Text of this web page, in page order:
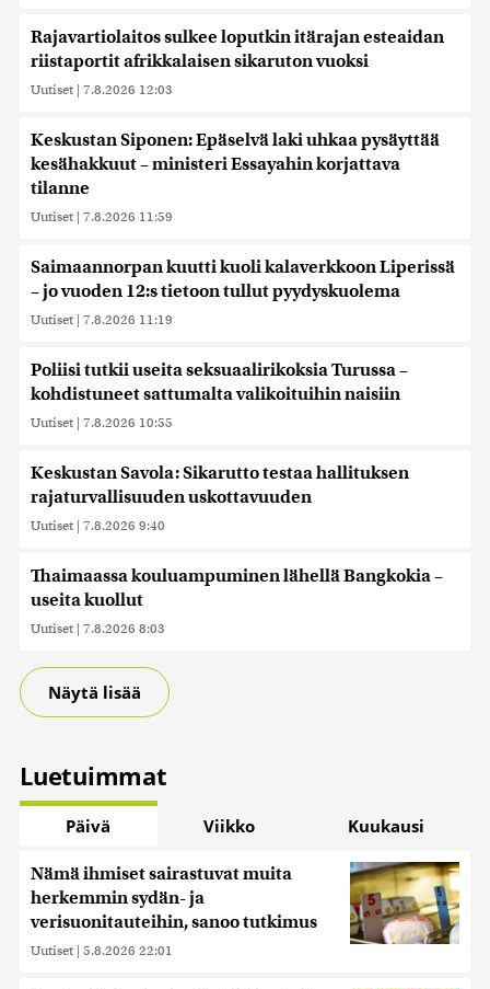
Rajavartiolaitos sulkee loputkin itärajan esteaidan
riistaportit afrikkalaisen sikaruton vuoksi
Uutiset | 7.8.2026 12:03
Keskustan Siponen: Epäselvä laki uhkaa pysäyttää
kesähakkuut – ministeri Essayahin korjattava
tilanne
Uutiset | 7.8.2026 11:59
Saimaannorpan kuutti kuoli kalaverkkoon Liperissä
– jo vuoden 12:s tietoon tullut pyydyskuolema
Uutiset | 7.8.2026 11:19
Poliisi tutkii useita seksuaalirikoksia Turussa –
kohdistuneet sattumalta valikoituihin naisiin
Uutiset | 7.8.2026 10:55
Keskustan Savola: Sikarutto testaa hallituksen
rajaturvallisuuden uskottavuuden
Uutiset | 7.8.2026 9:40
Thaimaassa kouluampuminen lähellä Bangkokia –
useita kuollut
Uutiset | 7.8.2026 8:03
Näytä lisää
Luetuimmat
Päivä Viikko Kuukausi
Nämä ihmiset sairastuvat muita
herkemmin sydän- ja
verisuonitauteihin, sanoo tutkimus
Uutiset | 5.8.2026 22:01